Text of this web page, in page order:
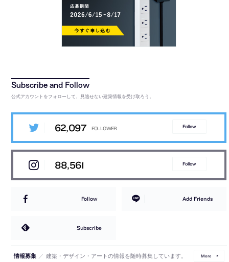
公式アカウントをフォローして、見逃せない建築情報を受け取ろう。
62,097 Follow
88,561 Follow
Follow Add Friends
Subscribe
情報募集 ／ 建築・デザイン・アートの情報を随時募集しています。 More